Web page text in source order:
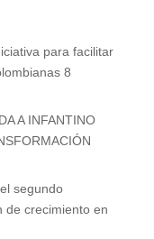
para facilitar
8
A INFANTINO
segundo
de crecimiento en